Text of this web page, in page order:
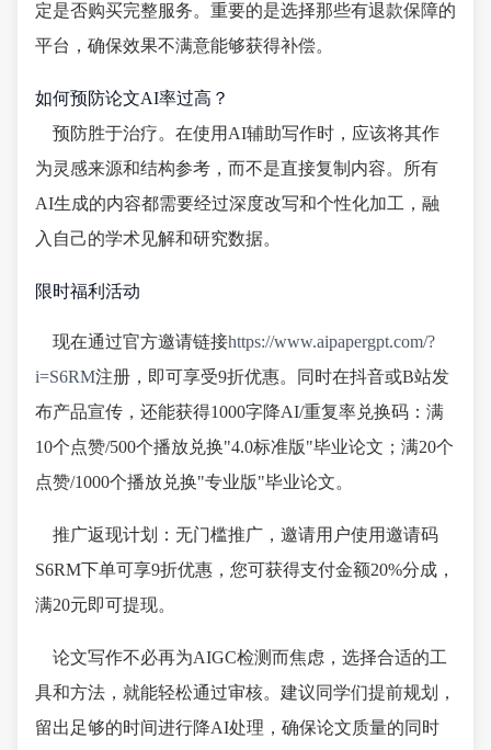
定是否购买完整服务。重要的是选择那些有退款保障的
平台，确保效果不满意能够获得补偿。
如何预防论文AI率过高？
预防胜于治疗。在使用AI辅助写作时，应该将其作
为灵感来源和结构参考，而不是直接复制内容。所有
AI生成的内容都需要经过深度改写和个性化加工，融
入自己的学术见解和研究数据。
限时福利活动
现在通过官方邀请链接https://www.aipapergpt.com/?
i=S6RM注册，即可享受9折优惠。同时在抖音或B站发
布产品宣传，还能获得1000字降AI/重复率兑换码：满
10个点赞/500个播放兑换"4.0标准版"毕业论文；满20个
点赞/1000个播放兑换"专业版"毕业论文。
推广返现计划：无门槛推广，邀请用户使用邀请码
S6RM下单可享9折优惠，您可获得支付金额20%分成，
满20元即可提现。
论文写作不必再为AIGC检测而焦虑，选择合适的工
具和方法，就能轻松通过审核。建议同学们提前规划，
留出足够的时间进行降AI处理，确保论文质量的同时